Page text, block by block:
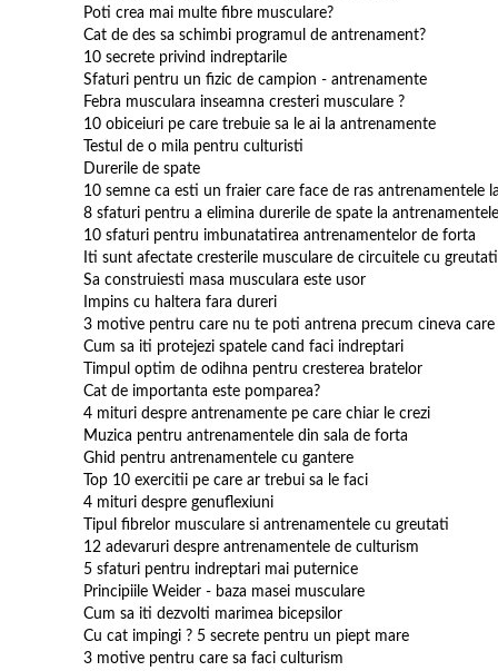
Poti crea mai multe fibre musculare?
Cat de des sa schimbi programul de antrenament?
10 secrete privind indreptarile
Sfaturi pentru un fizic de campion - antrenamente
Febra musculara inseamna cresteri musculare ?
10 obiceiuri pe care trebuie sa le ai la antrenamente
Testul de o mila pentru culturisti
Durerile de spate
10 semne ca esti un fraier care face de ras antrenamentele
8 sfaturi pentru a elimina durerile de spate la
10 sfaturi pentru imbunatatirea antrenamentelor de forta
Iti sunt afectate cresterile musculare de circuitele cu
Sa construiesti masa musculara este usor
Impins cu haltera fara dureri
3 motive pentru care nu te poti antrena precum cineva care
Cum sa iti protejezi spatele cand faci indreptari
Timpul optim de odihna pentru cresterea bratelor
Cat de importanta este pomparea?
4 mituri despre antrenamente pe care chiar le crezi
Muzica pentru antrenamentele din sala de forta
Ghid pentru antrenamentele cu gantere
Top 10 exercitii pe care ar trebui sa le faci
4 mituri despre genuflexiuni
Tipul fibrelor musculare si antrenamentele cu greutati
12 adevaruri despre antrenamentele de culturism
5 sfaturi pentru indreptari mai puternice
Principiile Weider - baza masei musculare
Cum sa iti dezvolti marimea bicepsilor
Cu cat impingi ? 5 secrete pentru un piept mare
3 motive pentru care sa faci culturism